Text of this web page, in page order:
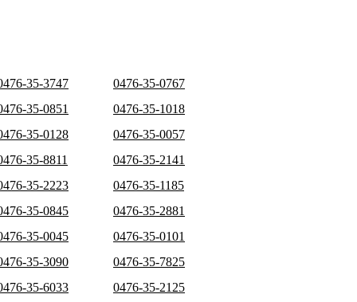
35-3747
0476-35-0767
35-0851
0476-35-1018
35-0128
0476-35-0057
35-8811
0476-35-2141
35-2223
0476-35-1185
35-0845
0476-35-2881
35-0045
0476-35-0101
35-3090
0476-35-7825
35-6033
0476-35-2125